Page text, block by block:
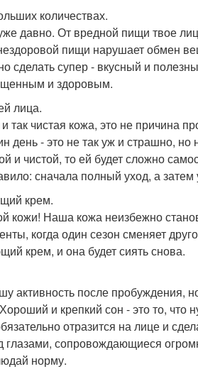
количествах.
давно. От вредной пищи твое
пищи нарушает обмен
сделать супер - вкусный и
и здоровым.
лица.
так чистая кожа, это не причина
день - это не так уж и страшно,
и чистой, то ей будет сложно
сначала полный уход, а затем
крем.
кожи! Наша кожа неизбежно
когда один сезон сменяет
крем, и она будет сиять снова.
активность после пробуждения,
и крепкий сон - это то,
отразится на лице и
глазами, сопровождающиеся
норму.